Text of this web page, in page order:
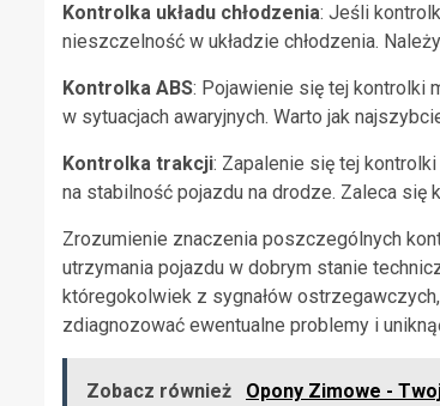
Kontrolka układu chłodzenia: Jeśli
nieszczelność w układzie chłodzenia.
Kontrolka ABS: Pojawienie się tej kontrolki
w sytuacjach awaryjnych. Warto jak
Kontrolka trakcji: Zapalenie się tej
na stabilność pojazdu na drodze. Zaleca się
Zrozumienie znaczenia poszczególnych
utrzymania pojazdu w dobrym stanie
któregokolwiek z sygnałów
zdiagnozować ewentualne problemy i
Zobacz również Opony Zimowe -